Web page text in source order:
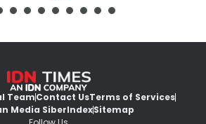
TeamContact UsTerms of Services
Media SiberIndexSitemap